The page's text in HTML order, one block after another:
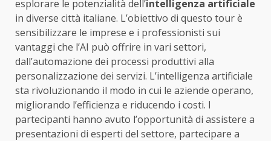
esplorare le potenzialità dell’intelligenza artificiale
in diverse città italiane. L’obiettivo di questo tour è
sensibilizzare le imprese e i professionisti sui
vantaggi che l’AI può offrire in vari settori,
dall’automazione dei processi produttivi alla
personalizzazione dei servizi. L’intelligenza artificiale
sta rivoluzionando il modo in cui le aziende operano,
migliorando l’efficienza e riducendo i costi. I
partecipanti hanno avuto l’opportunità di assistere a
presentazioni di esperti del settore, partecipare a